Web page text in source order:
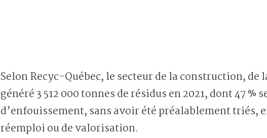
Selon Recyc-Québec, le secteur de la construction,
généré 3 512 000 tonnes de résidus en 2021, dont 47
d’enfouissement, sans avoir été préalablement
réemploi ou de valorisation.